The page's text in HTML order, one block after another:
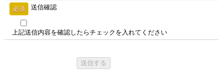
必須 送信確認
上記送信内容を確認したらチェックを入れてください